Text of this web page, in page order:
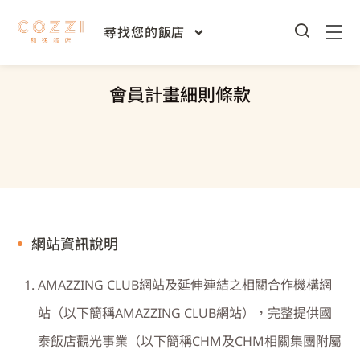
尋找您的飯店
會員計畫細則條款
會員計畫細則條款
網站資訊說明
AMAZZING CLUB網站及延伸連結之相關合作機構網
站（以下簡稱AMAZZING CLUB網站），完整提供國
泰飯店觀光事業（以下簡稱CHM及CHM相關集團附屬